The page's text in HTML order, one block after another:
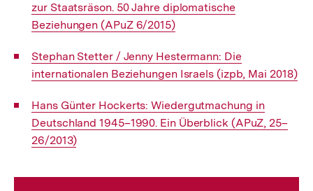
zur Staatsräson. 50 Jahre diplomatische
Beziehungen (APuZ 6/2015)
Interner
Link:
Stephan Stetter / Jenny Hestermann: Die
internationalen Beziehungen Israels (izpb, Mai 2018)
Interner
Link:
Hans Günter Hockerts: Wiedergutmachung in
Deutschland 1945–1990. Ein Überblick (APuZ, 25–
26/2013)